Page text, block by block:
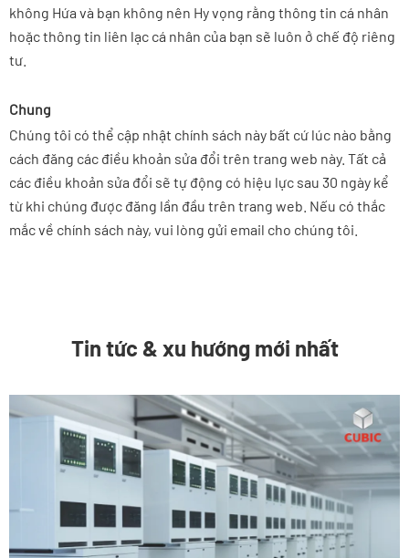
không Hứa và bạn không nên Hy vọng rằng thông tin cá nhân
hoặc thông tin liên lạc cá nhân của bạn sẽ luôn ở chế độ riêng
tư.
Chung
Chúng tôi có thể cập nhật chính sách này bất cứ lúc nào bằng
cách đăng các điều khoản sửa đổi trên trang web này. Tất cả
các điều khoản sửa đổi sẽ tự động có hiệu lực sau 30 ngày kể
từ khi chúng được đăng lần đầu trên trang web. Nếu có thắc
mắc về chính sách này, vui lòng gửi email cho chúng tôi.
Tin tức & xu hướng mới nhất